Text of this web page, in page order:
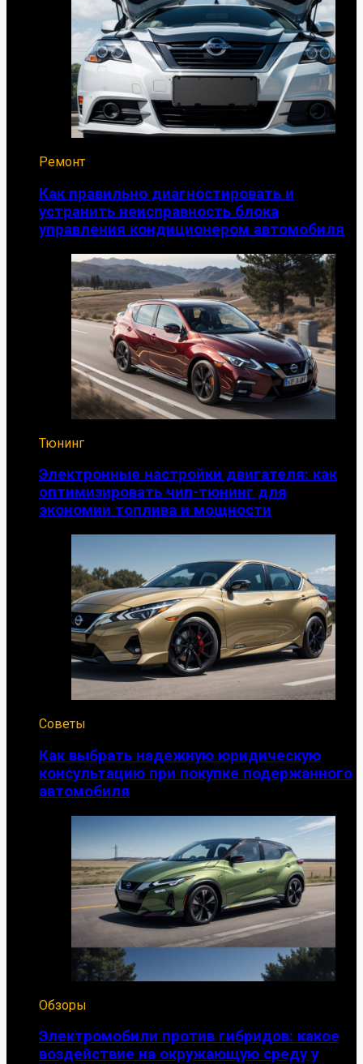
Ремонт
Как правильно диагностировать и
устранить неисправность блока
управления кондиционером автомобиля
Тюнинг
Электронные настройки двигателя: как
оптимизировать чип-тюнинг для
экономии топлива и мощности
Советы
Как выбрать надежную юридическую
консультацию при покупке подержанного
автомобиля
Обзоры
Электромобили против гибридов: какое
воздействие на окружающую среду у